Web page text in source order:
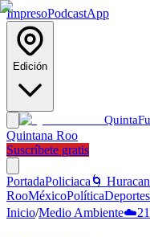
ImpresoPodcastApp
Edición
Quinta
Quintana Roo
Suscríbete gratis
PortadaPoliciaca 🌀
RooMéxicoPolíticaDeportes
Inicio/Medio Ambiente☁️21